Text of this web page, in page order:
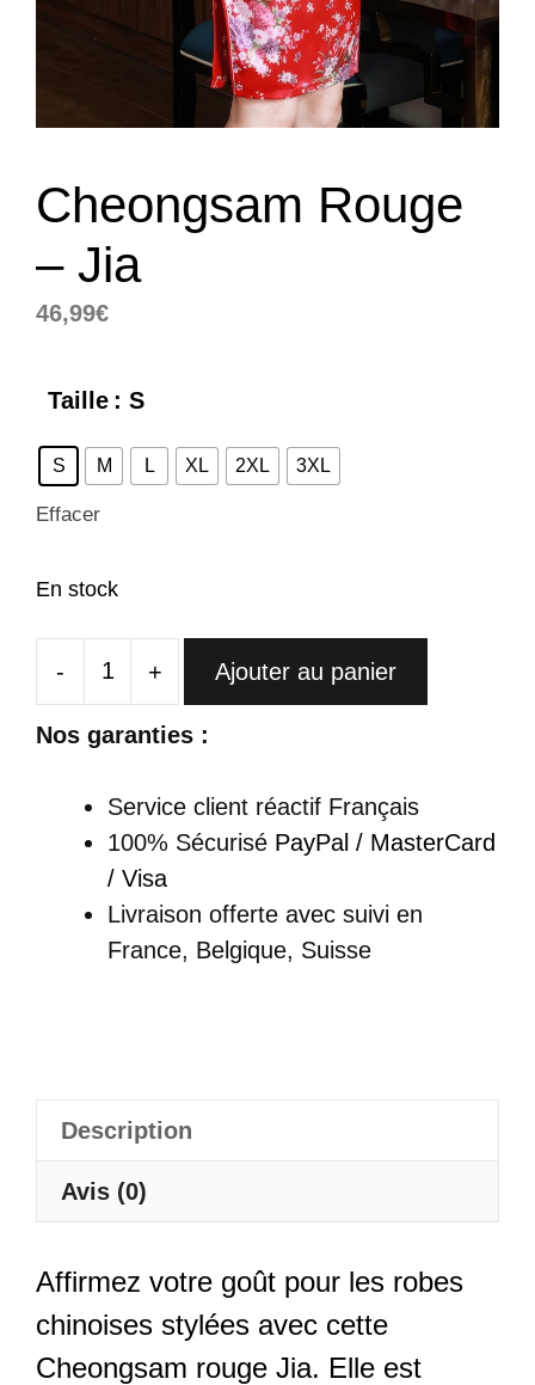
Cheongsam Rouge
– Jia
46,99€
Taille : S
S M L XL 2XL 3XL
Effacer
En stock
-
quantité
Rouge
-
+ Ajouter au panier
Nos garanties :
Service client réactif Français
100% Sécurisé PayPal / MasterCard
/ Visa
Livraison offerte avec suivi en
France, Belgique, Suisse
Description
Avis (0)
Affirmez votre goût pour les robes
chinoises stylées avec cette
Cheongsam rouge Jia. Elle est